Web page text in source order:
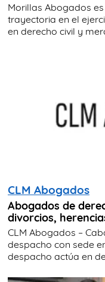
Morillas Abogados
trayectoria en el
en derecho civil y
CLM Abogados
Abogados de
divorcios,
CLM Abogados –
despacho con sede
despacho actúa en